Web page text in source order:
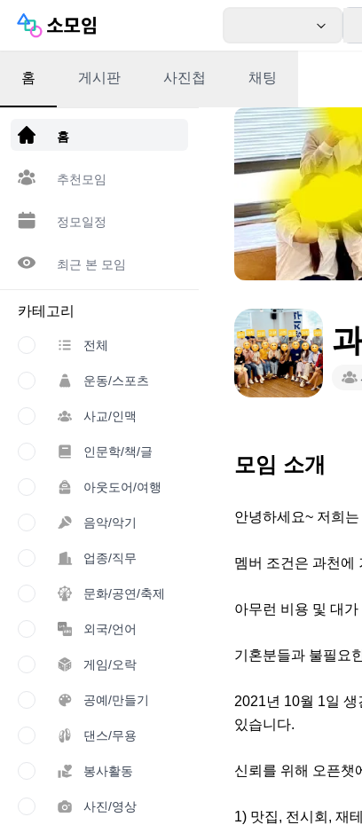
앱 다운로드
홈
추천모임
정모일정
최근 본 모임
카테고리
전체
운동/스포츠
사교/인맥
인문학/책/글
아웃도어/여행
음악/악기
업종/직무
문화/공연/축제
외국/언어
게임/오락
공예/만들기
댄스/무용
봉사활동
사진/영상
홈 게시판 사진첩 채팅
모임 소개
안녕하세요~ 저희
멤버 조건은 과천에
아무런 비용 및 대
기혼분들과 불필요
​2021년 10월 1일
있습니다.
신뢰를 위해 오픈챗
1) 맛집, 전시회, 재